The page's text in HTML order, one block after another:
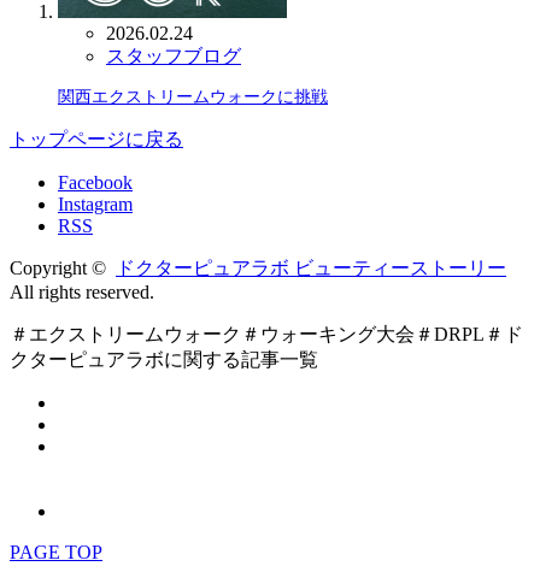
2026.02.24
スタッフブログ
関西エクストリームウォークに挑戦
トップページに戻る
Facebook
Instagram
RSS
Copyright ©
ドクターピュアラボ ビューティーストーリー
All rights reserved.
＃エクストリームウォーク＃ウォーキング大会＃DRPL＃ド
クターピュアラボに関する記事一覧
PAGE TOP